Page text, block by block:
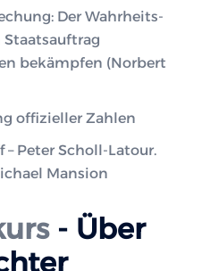
Der Wahrheits-
Staatsauftrag
bekämpfen (Norbert
offizieller Zahlen
Peter Scholl-Latour.
Mansion
- Über